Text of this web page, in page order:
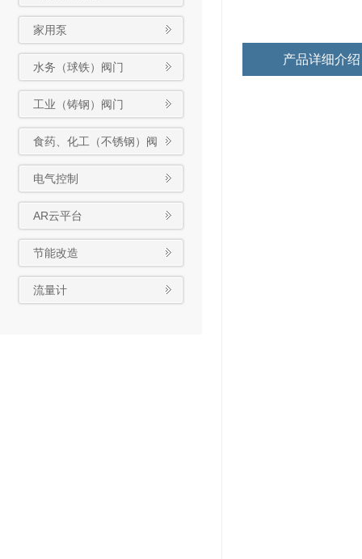
家用泵
水务（球铁）阀门
工业（铸钢）阀门
食药、化工（不锈钢）阀
门
电气控制
AR云平台
节能改造
流量计
产品详细介绍